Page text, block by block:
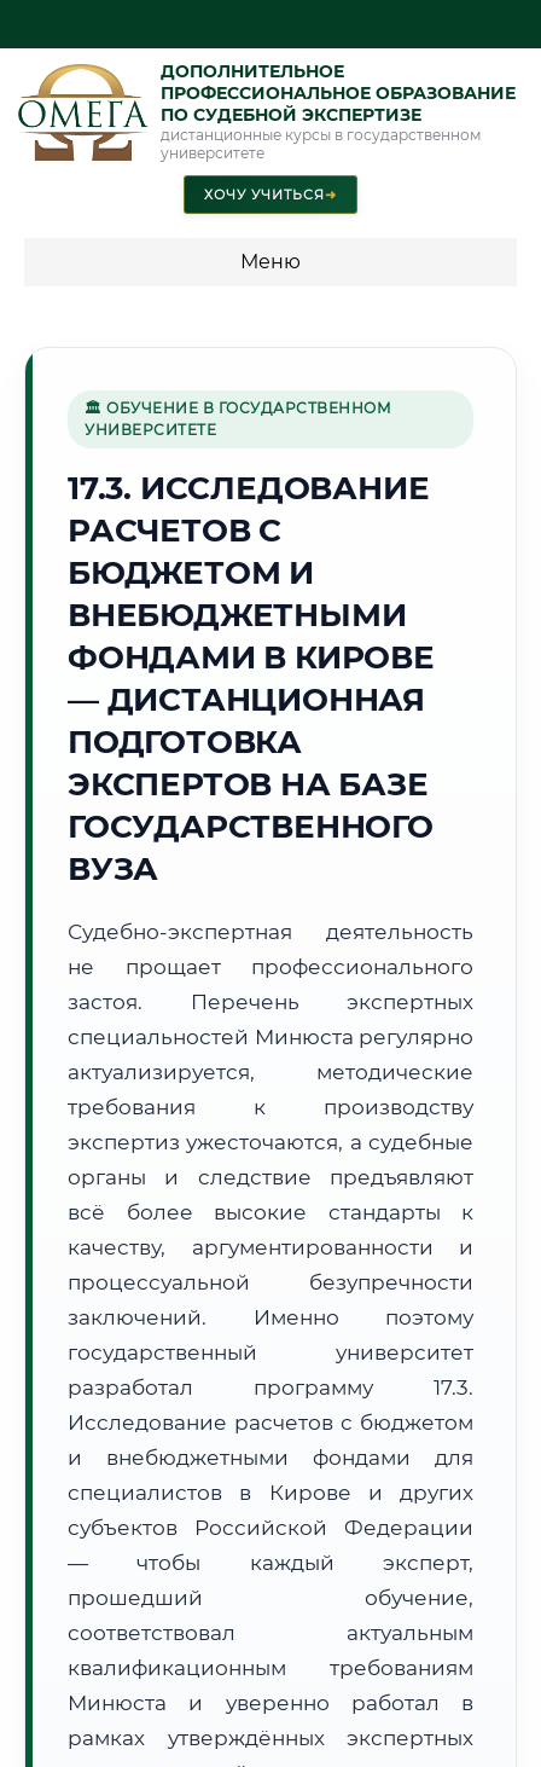
ДОПОЛНИТЕЛЬНОЕ
ПРОФЕССИОНАЛЬНОЕ ОБРАЗОВАНИЕ
ПО СУДЕБНОЙ ЭКСПЕРТИЗЕ
дистанционные курсы в государственном
университете
ХОЧУ УЧИТЬСЯ➜
Меню
специальности"
Стоимость по программам обучения "Судебная экспертиза"
Стоимость по программам обучения "Экспертиза"
🌲
Г. КИРОВ
Точное местное время:
09:08:01
Четверг, 6 Августа
🌅 Восход:03:42
📍 Региональная справка г. Киров
Тел. код:
+7 (8332)
Почтовые индексы:
610000–610999
Часовой пояс:
МСК (UTC+3)
Формат учебы:
Дистанционно
🗺️ Зона обслуживания: г. Киров
Расчет логистики оригиналов:
• Маршрут транзита:
• Экспресс-доставка СДЭК / Почтой: 3–5 рабочих дней
📜 Документы и аккредитация ФИС ФРДО
Нажмите на документ для увеличения и просмотра
🏛 ОБУЧЕНИЕ В ГОСУДАРСТВЕННОМ
УНИВЕРСИТЕТЕ
17.3. ИССЛЕДОВАНИЕ
РАСЧЕТОВ С
БЮДЖЕТОМ И
ВНЕБЮДЖЕТНЫМИ
ФОНДАМИ В КИРОВЕ
— ДИСТАНЦИОННАЯ
ПОДГОТОВКА
ЭКСПЕРТОВ НА БАЗЕ
ГОСУДАРСТВЕННОГО
ВУЗА
Судебно-экспертная деятельность
не прощает профессионального
застоя. Перечень экспертных
специальностей Минюста регулярно
актуализируется, методические
требования к производству
экспертиз ужесточаются, а судебные
органы и следствие предъявляют
всё более высокие стандарты к
качеству, аргументированности и
процессуальной безупречности
заключений. Именно поэтому
государственный университет
разработал программу 17.3.
Исследование расчетов с бюджетом
и внебюджетными фондами для
специалистов в Кирове и других
субъектов Российской Федерации
— чтобы каждый эксперт,
прошедший обучение,
соответствовал актуальным
квалификационным требованиям
Минюста и уверенно работал в
рамках утверждённых экспертных